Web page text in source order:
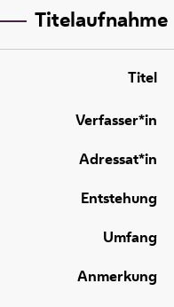
Titelaufnahme
Titel
Verfasser*in
Adressat*in
Entstehung
Umfang
Anmerkung